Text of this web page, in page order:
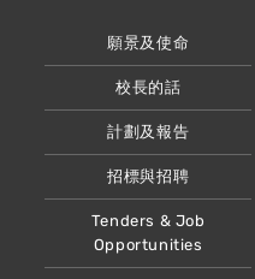
願景及使命
校長的話
計劃及報告
招標與招聘
Tenders & Job
Opportunities